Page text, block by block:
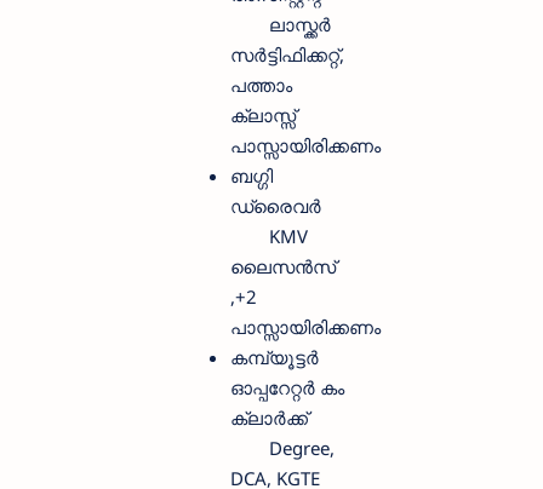
ലാസ്ക്കര്‍
സര്‍ട്ടിഫിക്കറ്റ്,
പത്താം
ക്ലാസ്സ്‌
പാസ്സായിരിക്കണം
ബഗ്ഗി
ഡ്രൈവര്‍
KMV
ലൈസന്‍സ്
,+2
പാസ്സായിരിക്കണം
കമ്പ്യൂട്ടര്‍
ഓപ്പറേറ്റര്‍ കം
ക്ലാര്‍ക്ക്
Degree,
DCA, KGTE